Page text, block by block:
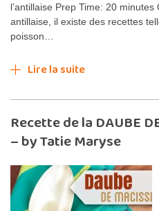
l’antillaise Prep Time: 20
antillaise, il existe des recettes
poisson…
Lire la suite
Recette de la DAUBE
– by Tatie Maryse